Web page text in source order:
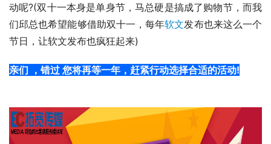
动呢?(双十一本身是单身节，马总硬是搞成了购物节，而我
们邱总也希望能够借助双十一，每年软文发布也来这么一个
节日，让软文发布也疯狂起来)
亲们 ，错过 您将再等一年，赶紧行动选择合适的活动!